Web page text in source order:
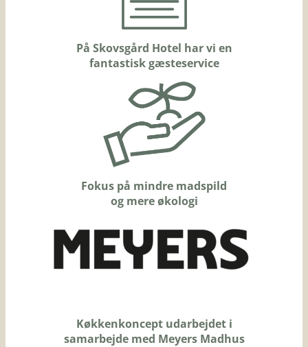
På Skovsgård Hotel har vi en
fantastisk gæsteservice
Fokus på mindre madspild
og mere økologi
Køkkenkoncept udarbejdet i
samarbejde med Meyers Madhus